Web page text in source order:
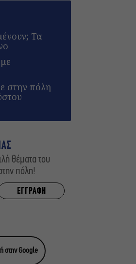
Τα
στην πόλη
θέματα του
πόλη!
στην Google